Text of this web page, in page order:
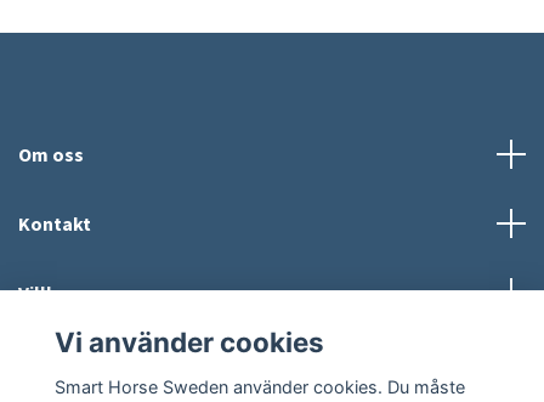
Om oss
Kontakt
Villkor
Sociala medier
Vi använder cookies
Smart Horse Sweden använder cookies. Du måste